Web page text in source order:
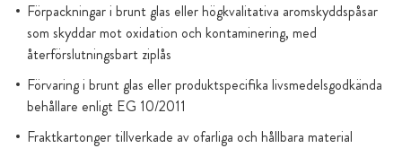
Förpackningar i brunt glas eller högkvalitativa aromskyddspåsar
som skyddar mot oxidation och kontaminering, med
återförslutningsbart ziplås
Förvaring i brunt glas eller produktspecifika livsmedelsgodkända
behållare enligt EG 10/2011
Fraktkartonger tillverkade av ofarliga och hållbara material